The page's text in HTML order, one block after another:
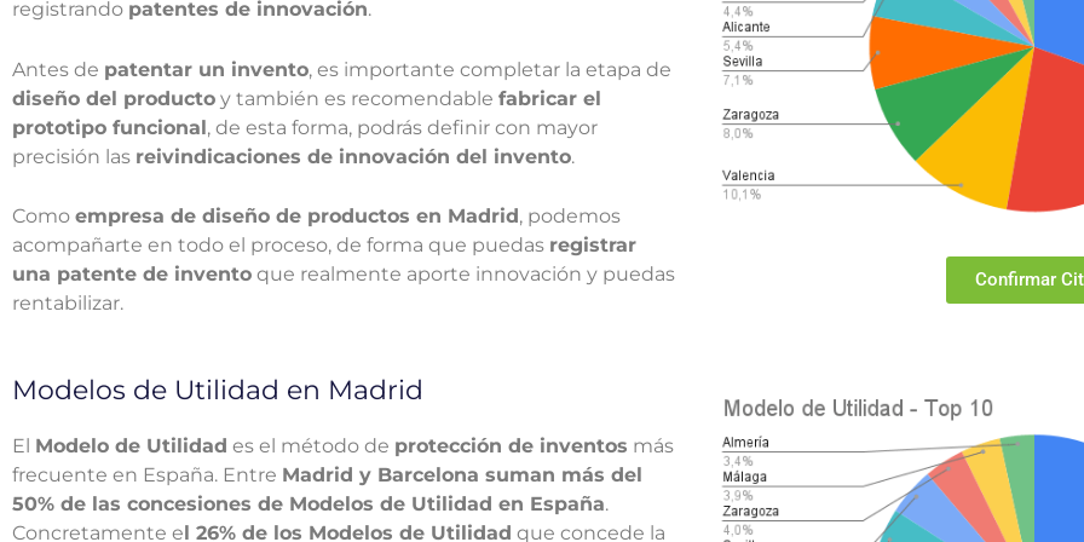
registrando patentes de innovación.
Antes de patentar un invento, es importante completar la etapa de
diseño del producto y también es recomendable fabricar el
prototipo funcional, de esta forma, podrás definir con mayor
precisión las reivindicaciones de innovación del invento.
Como empresa de diseño de productos en Madrid , podemos
acompañarte en todo el proceso, de forma que puedas registrar
una patente de invento que realmente aporte innovación y puedas
rentabilizar.
Confirmar
Modelos de Utilidad en Madrid
El Modelo de Utilidad es el método de protección de inventos más
frecuente en España. Entre Madrid y Barcelona suman más del
50% de las concesiones de Modelos de Utilidad en España.
Concretamente el 26% de los Modelos de Utilidad que concede la